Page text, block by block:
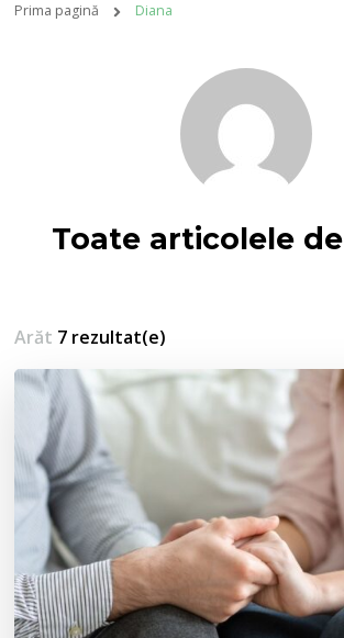
Prima pagină Diana
Toate articolele de
Arăt 7 rezultat(e)